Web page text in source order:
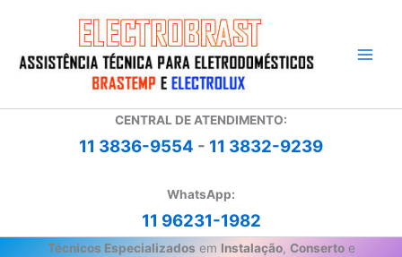
conteúdo
CENTRAL DE ATENDIMENTO:
11 3836-9554 - 11 3832-9239
WhatsApp:
11 96231-1982
Técnicos Especializados em Instalação, Consertoe